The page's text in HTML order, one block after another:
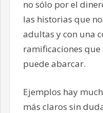
no sólo por el
las historias que
adultas y con una
ramificaciones
puede abarcar.
Ejemplos hay
más claros sin